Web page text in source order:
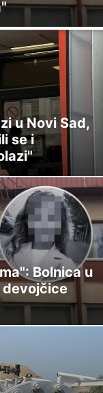
u Novi Sad,
se i
Bolnica u
devojčice